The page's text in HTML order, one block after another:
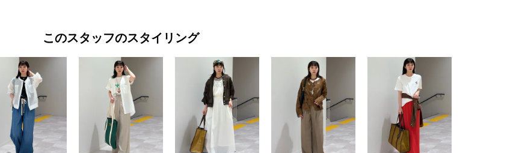
このスタッフのスタイリング